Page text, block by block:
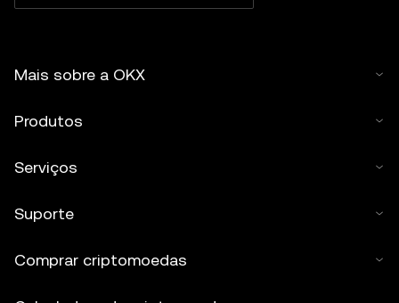
Mais sobre a OKX
Produtos
Serviços
Suporte
Comprar criptomoedas